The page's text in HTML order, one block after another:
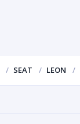
SEAT LEON